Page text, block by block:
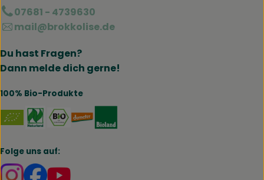
07681 - 4739630
mail@brokkolise.de
Du hast Fragen?
Dann melde dich gerne!
100% Bio-Produkte
Externer Link zu https://www.naturland.de/de/
Externer Link zu https://www.bmel.de/
Folge uns auf:
Externer Link zu https://www.instagram.com/
Externer Link zu https://www.facebook.com/